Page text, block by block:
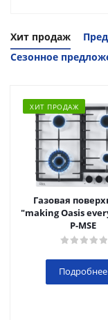
Хит продаж
Сезонное
ХИТ ПРОДАЖ
Газовая
"making Oasis
P-MSE
Подробнее